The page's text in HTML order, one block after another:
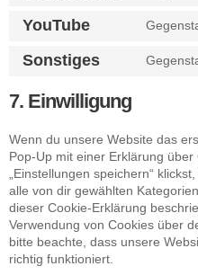
YouTube
Sonstiges
7. Einwilligung
Wenn du unsere Website das
Pop-Up mit einer Erklärung
„Einstellungen speichern“
alle von dir gewählten
dieser Cookie-Erklärung
Verwendung von Cookies über
bitte beachte, dass unsere
richtig funktioniert.